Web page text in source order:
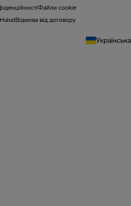
Файли cookie
Відмова від договору
Українська